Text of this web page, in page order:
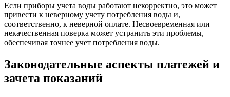
Если приборы учета воды работают некорректно, это может
привести к неверному учету потребления воды и,
соответственно, к неверной оплате. Несвоевременная или
некачественная поверка может устранить эти проблемы,
обеспечивая точнее учет потребления воды.
Законодательные аспекты платежей и
зачета показаний